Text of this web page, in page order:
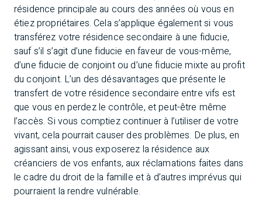
résidence principale au cours des années où vous en
étiez propriétaires. Cela s’applique également si vous
transférez votre résidence secondaire à une fiducie,
sauf s’il s’agit d’une fiducie en faveur de vous-même,
d’une fiducie de conjoint ou d’une fiducie mixte au profit
du conjoint. L’un des désavantages que présente le
transfert de votre résidence secondaire entre vifs est
que vous en perdez le contrôle, et peut-être même
l’accès. Si vous comptiez continuer à l’utiliser de votre
vivant, cela pourrait causer des problèmes. De plus, en
agissant ainsi, vous exposerez la résidence aux
créanciers de vos enfants, aux réclamations faites dans
le cadre du droit de la famille et à d’autres imprévus qui
pourraient la rendre vulnérable.